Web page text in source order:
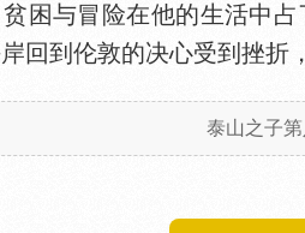
困与冒险在他的生活中
回到伦敦的决心受到挫
泰山之子